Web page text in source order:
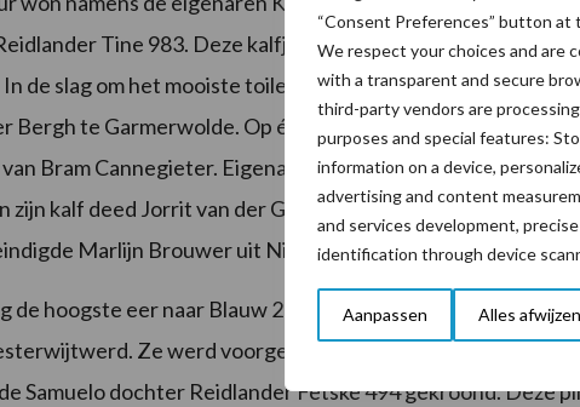
“Consent Preferences” button
We respect your choices and are
with a transparent and secure
third-party vendors are
purposes and special features:
information on a device,
advertising and content
and services development,
identification through device
Aanpassen Alles afwijzen
Tine 983. Deze kalfjes werden voorgebracht
de slag om het mooiste toilet ging de hoogste eer naar
Bergh te Garmerwolde. Op één na beste in die categorie
van Bram Cannegieter. Eigenaar van dit kalf is Simons te
zijn kalf deed Jorrit van der Giezen uit Onderdendam. Het
Marlijn Brouwer uit Niekerk met haar kalfje Catrien
de hoogste eer naar Blauw 282, een Classic dochter in
Ze werd voorgebracht door Emma van der
Samuelo dochter Reidlander Fetske 494 gekroond. Deze